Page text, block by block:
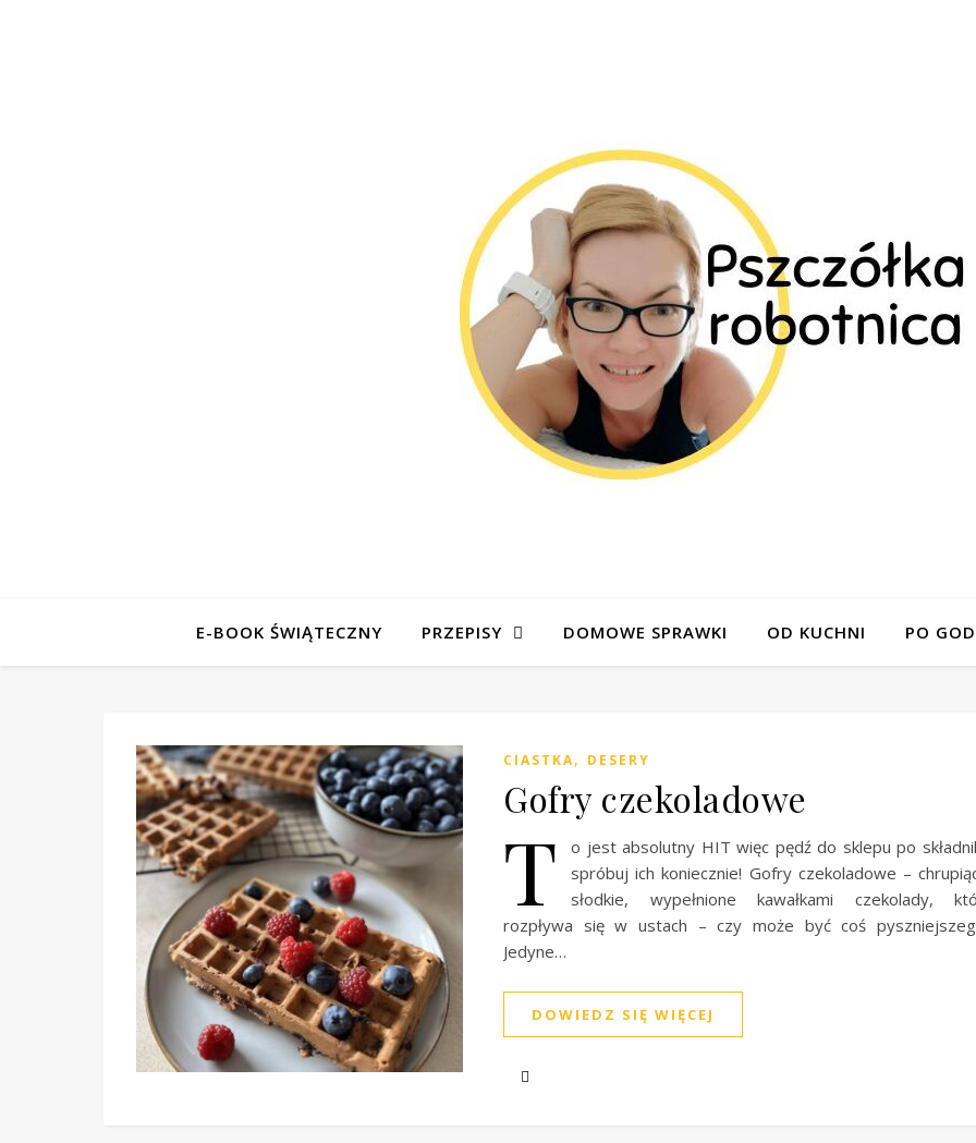
E-BOOK ŚWIĄTECZNY PRZEPISY DOMOWE SPRAWKI OD KUCHNI PO
CIASTKA, DESERY
Gofry czekoladowe
T
o jest absolutny HIT więc pędź do sklepu po
spróbuj ich koniecznie! Gofry czekoladowe –
słodkie, wypełnione kawałkami czekolady,
rozpływa się w ustach – czy może być coś
Jedyne…
DOWIEDZ SIĘ WIĘCEJ